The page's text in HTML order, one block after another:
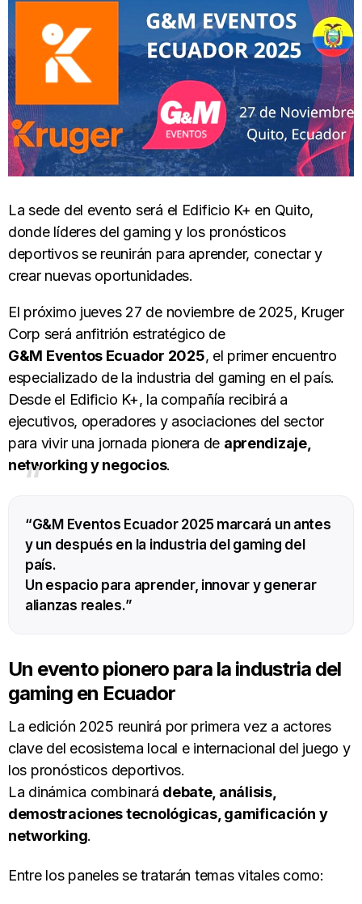
La sede del evento será el Edificio K+ en Quito,
donde líderes del gaming y los pronósticos
deportivos se reunirán para aprender, conectar y
crear nuevas oportunidades.
El próximo jueves 27 de noviembre de 2025, Kruger
Corp será anfitrión estratégico de
G&M Eventos Ecuador 2025, el primer encuentro
especializado de la industria del gaming en el país.
Desde el Edificio K+, la compañía recibirá a
ejecutivos, operadores y asociaciones del sector
para vivir una jornada pionera de aprendizaje,
networking y negocios.
“
“G&M Eventos Ecuador 2025 marcará un antes
y un después en la industria del gaming del
país.
Un espacio para aprender, innovar y generar
alianzas reales.”
Un evento pionero para la industria del
gaming en Ecuador
La edición 2025 reunirá por primera vez a actores
clave del ecosistema local e internacional del juego y
los pronósticos deportivos.
La dinámica combinará debate, análisis,
demostraciones tecnológicas, gamificación y
networking.
Entre los paneles se tratarán temas vitales como: